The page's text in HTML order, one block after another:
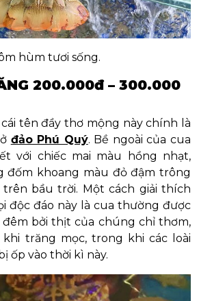
hùm tươi sống.
200.000đ – 300.000
cái tên đầy thơ mộng này chính là
đảo Phú Quý. Bề ngoài của cua
với chiếc mai màu hồng nhạt,
đốm khoang màu đỏ đậm trông
bầu trời. Một cách giải thích
độc đáo này là cua thường được
bởi thịt của chúng chỉ thơm,
khi trăng mọc, trong khi các loài
ốp vào thời kì này.